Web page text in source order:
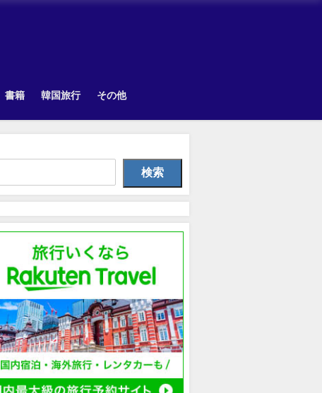
書籍 韓国旅行 その他
検索